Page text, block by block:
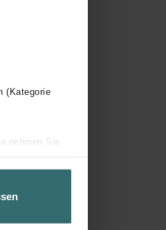
(Kategorie
nehmen Sie
in der